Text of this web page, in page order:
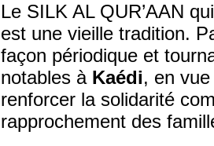
Le SILK AL QUR’AAN
est une vieille tradition.
façon périodique et
notables à Kaédi, en
renforcer la solidarité
rapprochement des